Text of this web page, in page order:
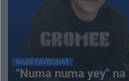
NASZ PATRONAT
"Numa numa yey"